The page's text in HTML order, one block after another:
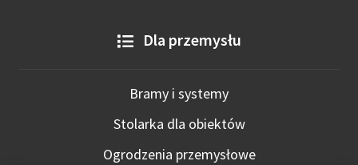
Dla przemysłu
Bramy i systemy
Stolarka dla obiektów
Ogrodzenia przemysłowe